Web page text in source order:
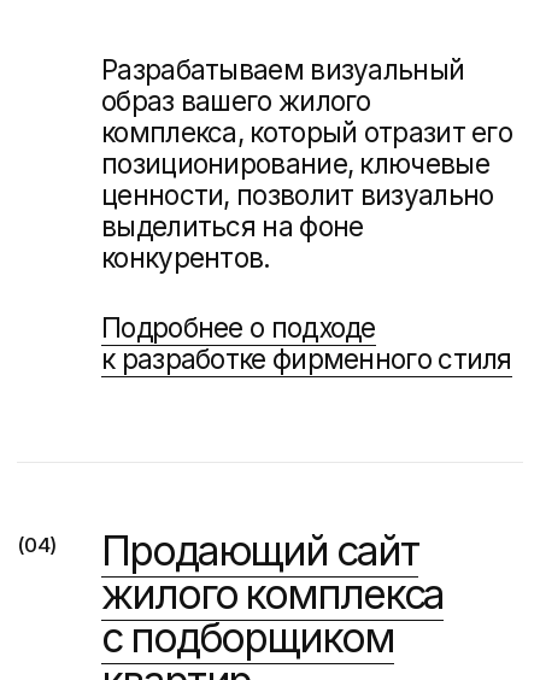
целевой аудитории, чтобы
вызвать положительные эмоции
и стимулировать продажи.
Продвижение
в интернете
Создадим рекламные кампании
и креативы, которые донесут
ценность дома до покупателей.
Создание 3D-рендеров
и видео